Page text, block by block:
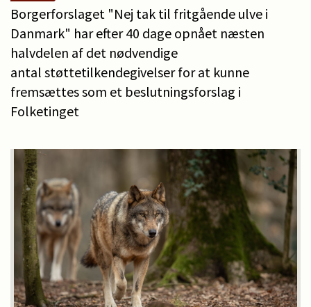
Borgerforslaget "Nej tak til fritgående ulve i
Danmark" har efter 40 dage opnået næsten
halvdelen af det nødvendige
antal støttetilkendegivelser for at kunne
fremsættes som et beslutningsforslag i
Folketinget